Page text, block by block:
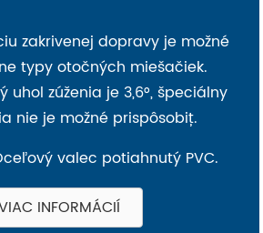
zakrivenej dopravy je možné
typy otočných miešačiek.
uhol zúženia je 3,6°, špeciálny
nie je možné prispôsobiť.
valec potiahnutý PVC.
INFORMÁCIÍ